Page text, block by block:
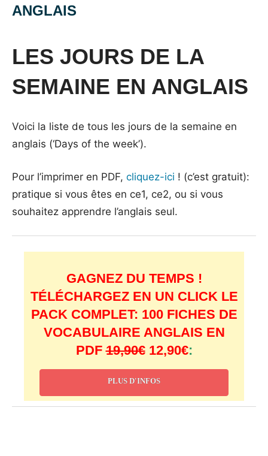
ANGLAIS
3
2014
LES JOURS DE LA
SEMAINE EN ANGLAIS
Voici la liste de tous les jours de la semaine en
anglais (‘Days of the week’).
Pour l’imprimer en PDF, cliquez-ici ! (c’est gratuit):
pratique si vous êtes en ce1, ce2, ou si vous
souhaitez apprendre l’anglais seul.
GAGNEZ DU TEMPS !
TÉLÉCHARGEZ EN UN CLICK LE
PACK COMPLET: 100 FICHES DE
VOCABULAIRE ANGLAIS EN
PDF19,90€12,90€:
PLUS D'INFOS